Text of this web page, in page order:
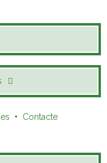
• Contacte